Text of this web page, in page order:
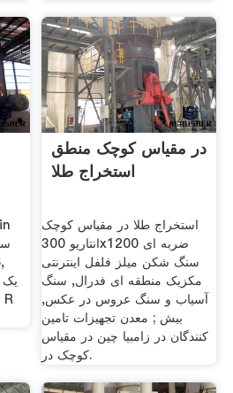
در مقیاس کوچک منطق
استخراج طلا
استخراج طلا در مقیاس کوچک
انتاریو 300x1200 ضربه ای
سنگ شکن میلز فلفل اینترنتی
مکزیک منطقه ای فدرال, سنگ
آسیاب و سنگ عروس در عکس,
بیش ; معدن تجهیزات تامین
کنندگان در زامبیا چین در مقیاس
کوچک در.